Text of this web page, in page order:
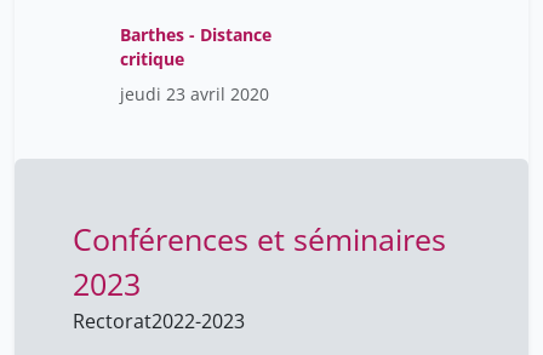
Barthes - Distance
critique
jeudi 23 avril 2020
Conférences et séminaires
2023
Rectorat2022-2023